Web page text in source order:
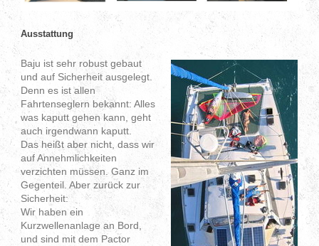
Ausstattung
Baju ist sehr robust gebaut
und auf Sicherheit ausgelegt.
Denn es ist allen
Fahrtenseglern bekannt: Alles
was kaputt gehen kann, geht
auch irgendwann kaputt.
Das heißt aber nicht, dass wir
auf Annehmlichkeiten
verzichten müssen. Ganz im
Gegenteil. Aber zurück zur
Sicherheit:
Wir haben ein
Kurzwellenanlage an Bord,
und sind mit dem Pactor